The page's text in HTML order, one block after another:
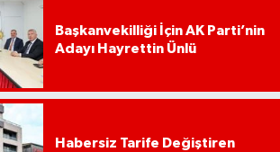
Başkanvekilliği İçin AK Parti’nin
Adayı Hayrettin Ünlü
Habersiz Tarife Değiştiren